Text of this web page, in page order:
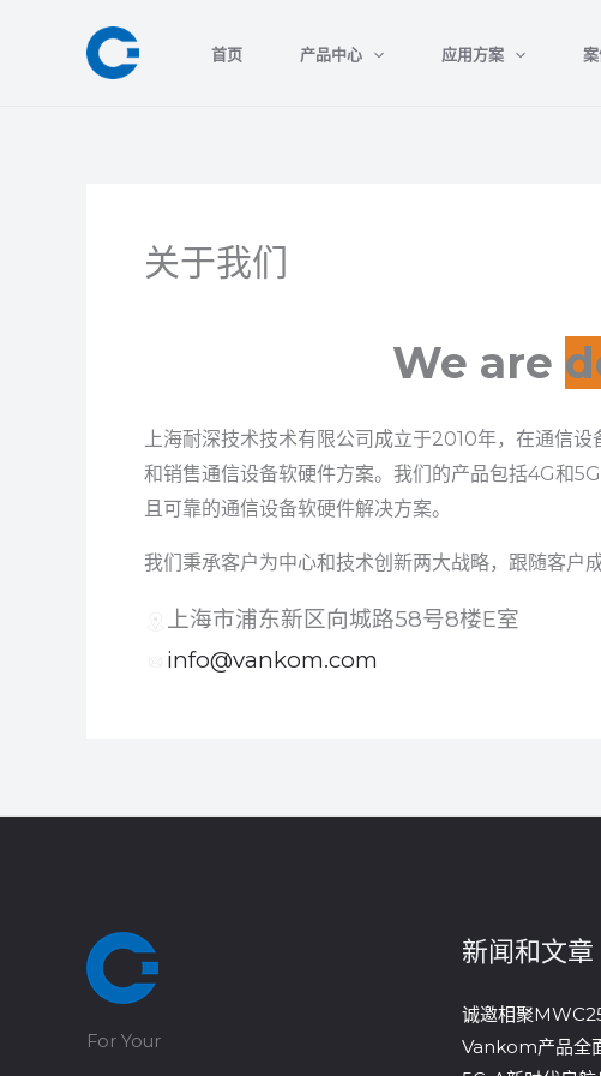
首页 产品中心 应用方案
关于我们
We are
上海耐深技术技术有限公司 成立于2010年， 在通信设
和销售通信设备软硬件方案。我们的产品包括4G和
且可靠的通信设备软硬件解决方案。
我们秉承客户为中心和技术创新两大战略，跟随客户
上海市浦东新区向城路58号8楼E室
info@vankom.com
For Your
新闻和文章
诚邀相聚
Vankom产品全